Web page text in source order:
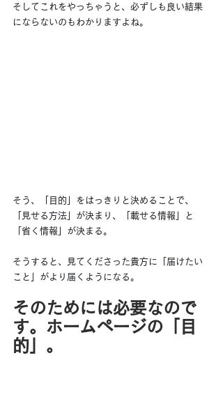
そしてこれをやっちゃうと、必ずしも良い結果
にならないのもわかりますよね。
そう、「目的」をはっきりと決めることで、
「見せる方法」が決まり、「載せる情報」と
「省く情報」が決まる。
そうすると、見てくださった貴方に「届けたい
こと」がより届くようになる。
そのためには必要なので
す。ホームページの「目
的」。